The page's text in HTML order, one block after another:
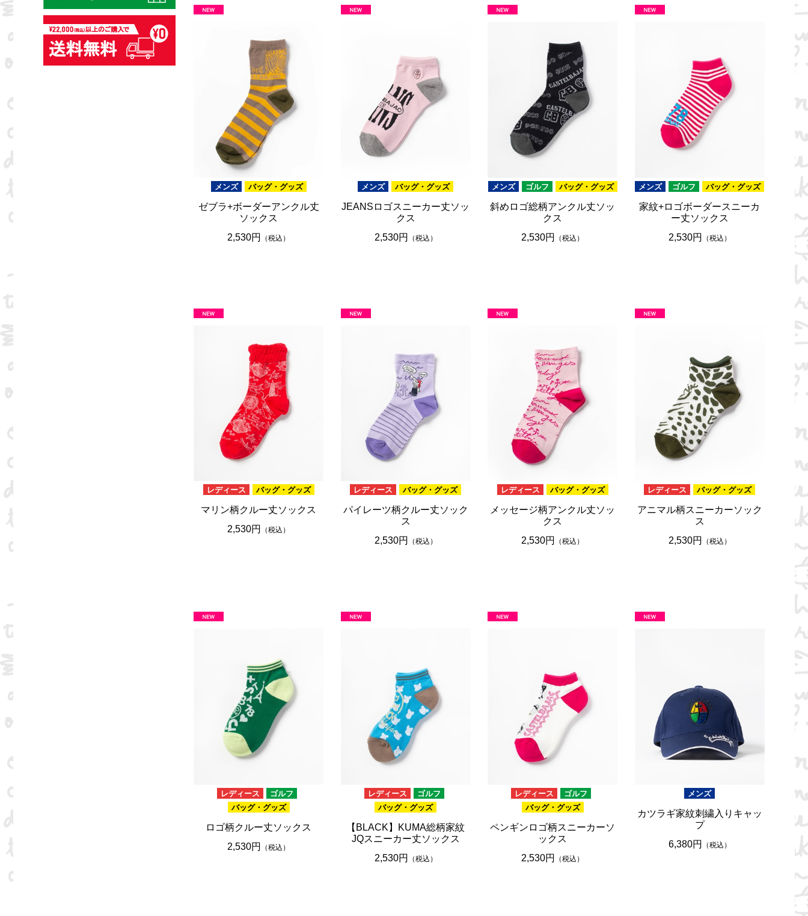
メンズ バッグ・グッズ
ゼブラ+ボーダーアンクル丈
ソックス
2,530円
（税込）
メンズ バッグ・グッズ
JEANSロゴスニーカー丈ソッ
クス
2,530円
（税込）
メンズ ゴルフ バッグ・グッズ
斜めロゴ総柄アンクル丈ソッ
クス
2,530円
（税込）
メンズ ゴルフ バッグ・グッズ
家紋+ロゴボーダースニーカ
ー丈ソックス
2,530円
（税込）
レディース バッグ・グッズ
マリン柄クルー丈ソックス
2,530円
（税込）
レディース バッグ・グッズ
パイレーツ柄クルー丈ソック
ス
2,530円
（税込）
レディース バッグ・グッズ
メッセージ柄アンクル丈ソッ
クス
2,530円
（税込）
レディース バッグ・グッズ
アニマル柄スニーカーソック
ス
2,530円
（税込）
レディース
ゴルフ
バッグ・グッズ
ロゴ柄クルー丈ソックス
2,530円
（税込）
レディース
ゴルフ
バッグ・グッズ
【BLACK】KUMA総柄家紋
JQスニーカー丈ソックス
2,530円
（税込）
レディース
ゴルフ
バッグ・グッズ
ペンギンロゴ柄スニーカーソ
ックス
2,530円
（税込）
メンズ
カツラギ家紋刺繍入りキャッ
プ
6,380円
（税込）